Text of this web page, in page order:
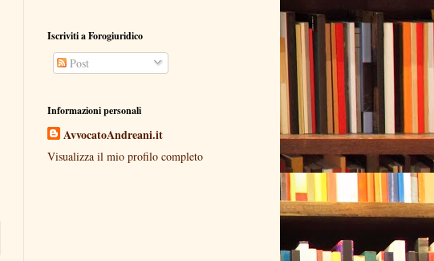
Iscriviti a Forogiuridico
Post
Informazioni personali
AvvocatoAndreani.it
Visualizza il mio profilo completo